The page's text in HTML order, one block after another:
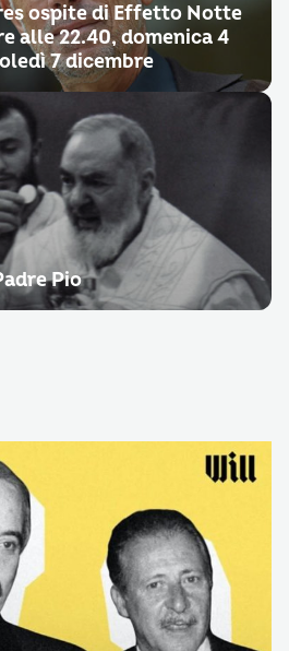
ospite di Effetto Notte
alle 22.40, domenica 4
7 dicembre
Pio